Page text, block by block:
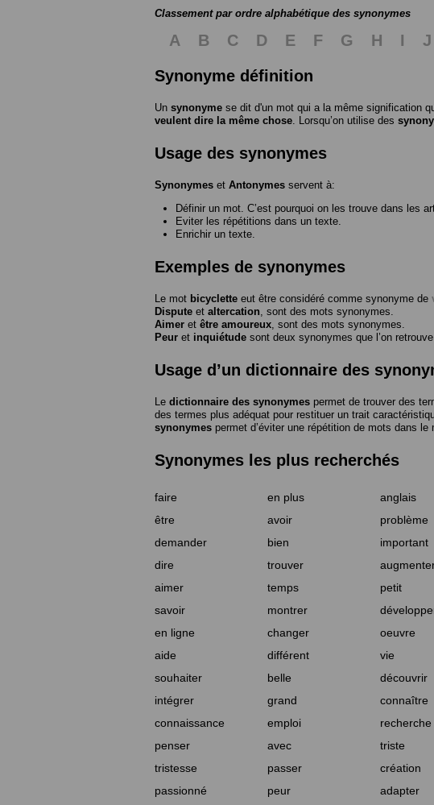
Classement par ordre alphabétique des synonymes
A B C D E F G H I J
Synonyme définition
Un synonyme se dit d'un mot qui a la même signification
veulent dire la même chose . Lorsqu’on utilise des
Usage des synonymes
Synonymes et Antonymes servent à:
Définir un mot. C’est pourquoi on les trouve dans les
Eviter les répétitions dans un texte.
Enrichir un texte.
Exemples de synonymes
Le mot bicyclette eut être considéré comme synonyme de
Dispute et altercation , sont des mots synonymes.
Aimer et être amoureux , sont des mots synonymes.
Peur et inquiétude sont deux synonymes que l’on
Usage d’un dictionnaire des
Le dictionnaire des synonymes permet de trouver des
des termes plus adéquat pour restituer un trait
synonymes permet d’éviter une répétition de mots dans
Synonymes les plus recherchés
faire en plus anglais
être
avoir problème
demander
bien important
dire
trouver
aimer
temps petit
savoir
montrer
en ligne
changer oeuvre
aide
différent vie
souhaiter
belle découvrir
intégrer
grand connaître
connaissance
emploi recherche
penser
avec triste
tristesse
passer création
passionné
peur adapter